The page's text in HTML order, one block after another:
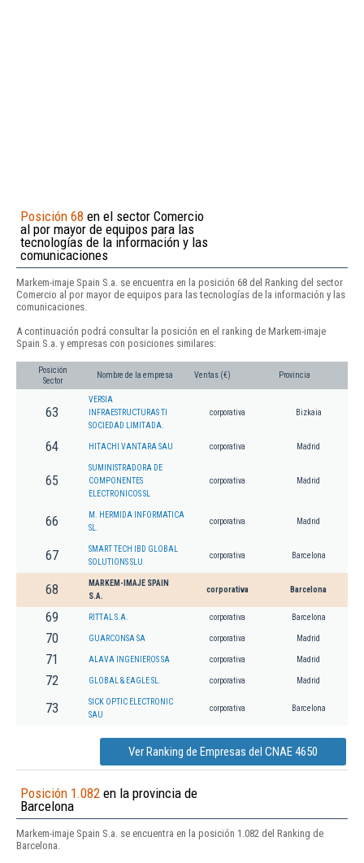
Posición 68 en el sector Comercio
al por mayor de equipos para las
tecnologías de la información y las
comunicaciones
Markem-imaje Spain S.a. se encuentra en la posición 68 del Ranking del sector
Comercio al por mayor de equipos para las tecnologías de la información y las
comunicaciones.
A continuación podrá consultar la posición en el ranking de Markem-imaje
Spain S.a. y empresas con posiciones similares:
Posición
Sector
Nombre de la empresa Ventas (€) Provincia
63
VERSIA
INFRAESTRUCTURAS TI
SOCIEDAD LIMITADA.
corporativa Bizkaia
64 HITACHI VANTARA SAU corporativa Madrid
65
SUMINISTRADORA DE
COMPONENTES
ELECTRONICOS SL
corporativa Madrid
66
M. HERMIDA INFORMATICA
SL.
corporativa Madrid
67
SMART TECH IBD GLOBAL
SOLUTIONS SLU
corporativa Barcelona
68
MARKEM-IMAJE SPAIN
S.A.
corporativa Barcelona
69 RITTAL S.A. corporativa Barcelona
70 GUARCONSA SA corporativa Madrid
71 ALAVA INGENIEROS SA corporativa Madrid
72 GLOBAL & EAGLE SL. corporativa Madrid
73
SICK OPTIC ELECTRONIC
SAU
corporativa Barcelona
Ver Ranking de Empresas del CNAE 4650
Posición 1.082 en la provincia de
Barcelona
Markem-imaje Spain S.a. se encuentra en la posición 1.082 del Ranking de
Barcelona.